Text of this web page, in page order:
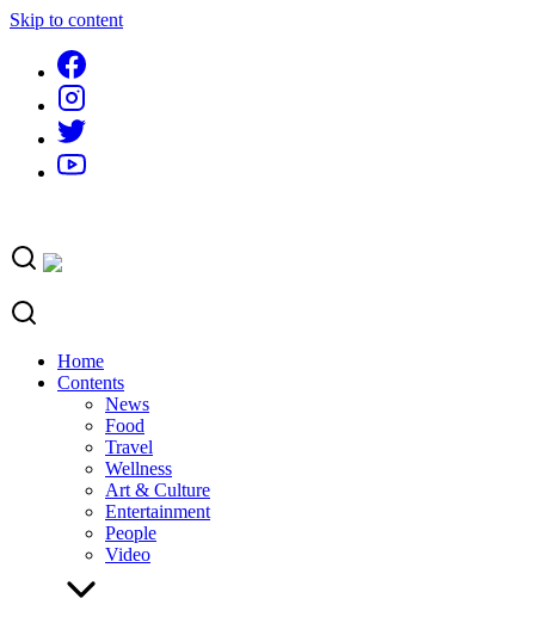
Skip to content
Home
Contents
News
Food
Travel
Wellness
Art & Culture
Entertainment
People
Video